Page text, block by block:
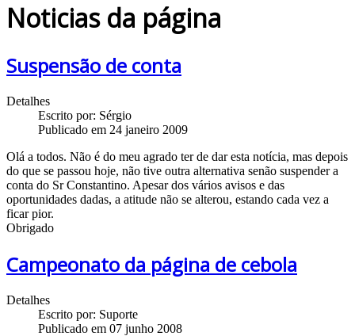
Noticias da página
Suspensão de conta
Detalhes
Escrito por: Sérgio
Publicado em 24 janeiro 2009
Olá a todos. Não é do meu agrado ter de dar esta notícia, mas depois
do que se passou hoje, não tive outra alternativa senão suspender a
conta do Sr Constantino. Apesar dos vários avisos e das
oportunidades dadas, a atitude não se alterou, estando cada vez a
ficar pior.
Obrigado
Campeonato da página de cebola
Detalhes
Escrito por: Suporte
Publicado em 07 junho 2008